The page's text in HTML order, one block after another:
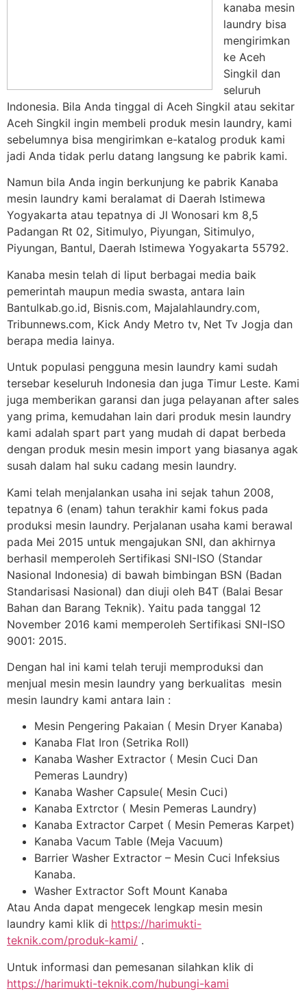
kanaba mesin
laundry bisa
mengirimkan
ke Aceh
Singkil dan
seluruh
Indonesia. Bila Anda tinggal di Aceh Singkil atau sekitar
Aceh Singkil ingin membeli produk mesin laundry, kami
sebelumnya bisa mengirimkan e-katalog produk kami
jadi Anda tidak perlu datang langsung ke pabrik kami.
Namun bila Anda ingin berkunjung ke pabrik Kanaba
mesin laundry kami beralamat di Daerah Istimewa
Yogyakarta atau tepatnya di Jl Wonosari km 8,5
Padangan Rt 02, Sitimulyo, Piyungan, Sitimulyo,
Piyungan, Bantul, Daerah Istimewa Yogyakarta 55792.
Kanaba mesin telah di liput berbagai media baik
pemerintah maupun media swasta, antara lain
Bantulkab.go.id, Bisnis.com, Majalahlaundry.com,
Tribunnews.com, Kick Andy Metro tv, Net Tv Jogja dan
berapa media lainya.
Untuk populasi pengguna mesin laundry kami sudah
tersebar keseluruh Indonesia dan juga Timur Leste. Kami
juga memberikan garansi dan juga pelayanan after sales
yang prima, kemudahan lain dari produk mesin laundry
kami adalah spart part yang mudah di dapat berbeda
dengan produk mesin mesin import yang biasanya agak
susah dalam hal suku cadang mesin laundry.
Kami telah menjalankan usaha ini sejak tahun 2008,
tepatnya 6 (enam) tahun terakhir kami fokus pada
produksi mesin laundry. Perjalanan usaha kami berawal
pada Mei 2015 untuk mengajukan SNI, dan akhirnya
berhasil memperoleh Sertifikasi SNI-ISO (Standar
Nasional Indonesia) di bawah bimbingan BSN (Badan
Standarisasi Nasional) dan diuji oleh B4T (Balai Besar
Bahan dan Barang Teknik). Yaitu pada tanggal 12
November 2016 kami memperoleh Sertifikasi SNI-ISO
9001: 2015.
Dengan hal ini kami telah teruji memproduksi dan
menjual mesin mesin laundry yang berkualitas mesin
mesin laundry kami antara lain :
Mesin Pengering Pakaian ( Mesin Dryer Kanaba)
Kanaba Flat Iron (Setrika Roll)
Kanaba Washer Extractor ( Mesin Cuci Dan
Pemeras Laundry)
Kanaba Washer Capsule( Mesin Cuci)
Kanaba Extrctor ( Mesin Pemeras Laundry)
Kanaba Extractor Carpet ( Mesin Pemeras Karpet)
Kanaba Vacum Table (Meja Vacuum)
Barrier Washer Extractor – Mesin Cuci Infeksius
Kanaba.
Washer Extractor Soft Mount Kanaba
Atau Anda dapat mengecek lengkap mesin mesin
laundry kami klik di https://harimukti-
teknik.com/produk-kami/ .
Untuk informasi dan pemesanan silahkan klik di
https://harimukti-teknik.com/hubungi-kami